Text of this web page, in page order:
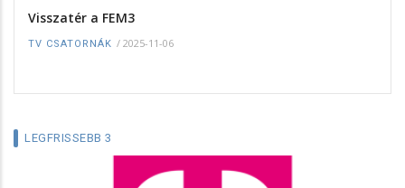
Visszatér a FEM3
TV CSATORNÁK / 2025-11-06
LEGFRISSEBB 3